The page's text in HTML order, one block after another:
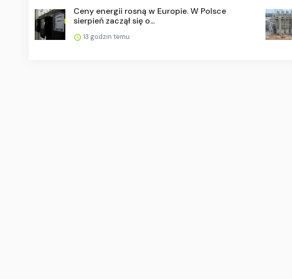
Ceny energii rosną w Europie. W Polsce
sierpień zaczął się o...
13 godzin temu